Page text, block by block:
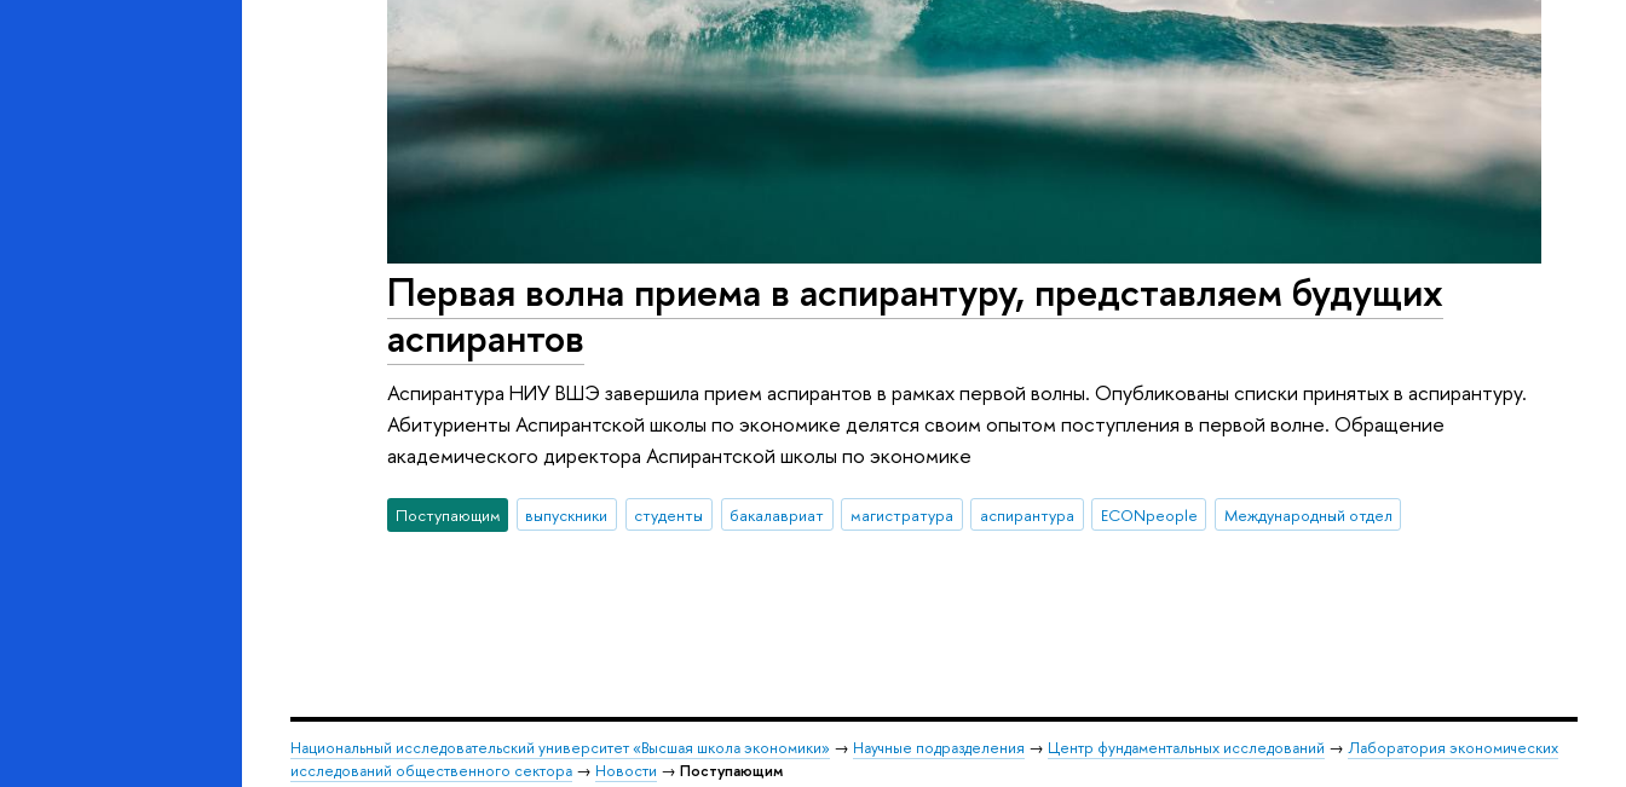
Первая волна приема в аспирантуру, представляем будущих
аспирантов
Аспирантура НИУ ВШЭ завершила прием аспирантов в рамках первой волны. Опубликованы списки принятых в аспирантуру.
Абитуриенты Аспирантской школы по экономике делятся своим опытом поступления в первой волне. Обращение
академического директора Аспирантской школы по экономике
Поступающим выпускники студенты бакалавриат магистратура аспирантура ECONpeople Международный отдел
Национальный исследовательский университет «Высшая школа экономики» → Научные подразделения → Центр фундаментальных исследований → Лаборатория экономических
исследований общественного сектора → Новости → Поступающим